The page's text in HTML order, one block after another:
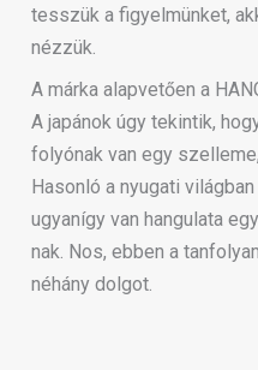
tesszük a figyelmünket,
nézzük.
A márka alapvetően a
A japánok úgy tekintik,
folyónak van egy
Hasonló a nyugati
ugyanígy van hangulata
nak. Nos, ebben a
néhány dolgot.